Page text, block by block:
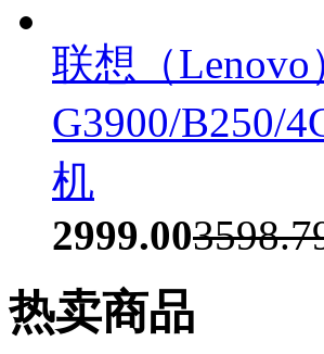
联想（
G3900/B250/
机
2999.00
热卖商品